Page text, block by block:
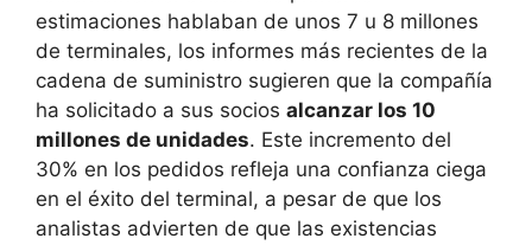
estimaciones hablaban de unos 7 u 8 millones
de terminales, los informes más recientes de la
cadena de suministro sugieren que la compañía
ha solicitado a sus socios alcanzar los 10
millones de unidades. Este incremento del
30% en los pedidos refleja una confianza ciega
en el éxito del terminal, a pesar de que los
analistas advierten de que las existencias